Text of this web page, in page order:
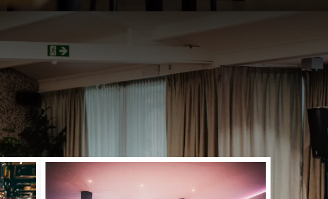
PLUS
l'hôtel Van der Valk Beveren. Il
la taille de votre groupe. Nous